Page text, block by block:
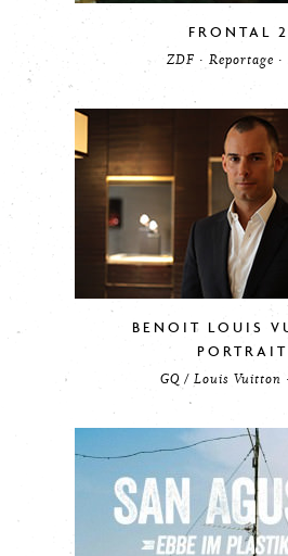
FRONTAL
ZDF · Reportage ·
BENOIT LOUIS
PORTRAIT
GQ / Louis Vuitton